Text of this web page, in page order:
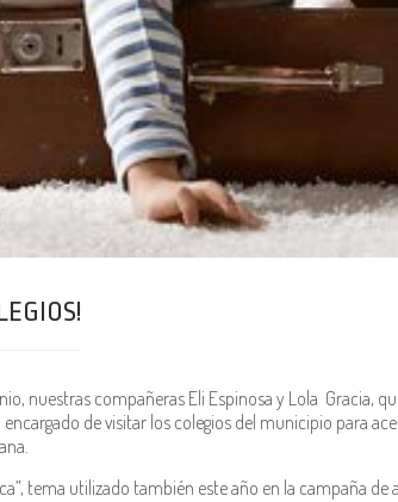
nuestras compañeras Eli Espinosa y Lola
de visitar los colegios del municipio para
tema utilizado también este año en la campaña